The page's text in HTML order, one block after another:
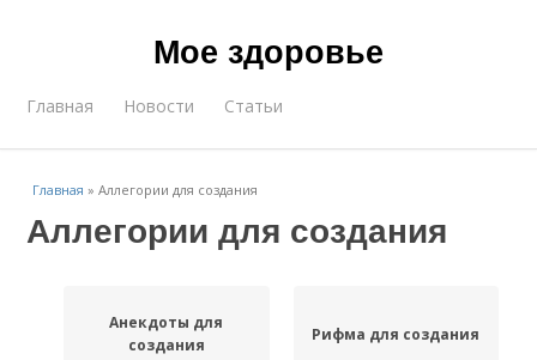
Мое здоровье
Главная Новости Статьи
Главная »Аллегории для создания
Аллегории для создания
Анекдоты для
создания
Рифма для создания